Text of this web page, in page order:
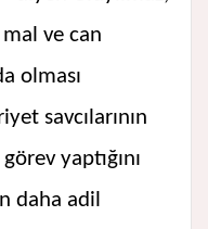
ve can
olması
savcılarının
yaptığını
daha adil